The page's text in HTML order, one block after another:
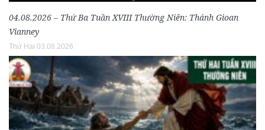
04.08.2026 – Thứ Ba Tuần XVIII Thường Niên: Thánh Gioan
Vianney
Thứ Hai 03.08.2026